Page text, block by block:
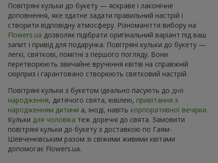
Повітряні кульки до букету — яскраве і лаконічне
доповнення, яке здатне задати правильний настрій і
створити відповідну атмосферу. Різноманіття вибору на
Flowers.ua дозволяє підібрати оригінальний варіант під ваш
запит і привід для подарунка. Повітряні кульки до букету —
легкі, святкові, помітні з першого погляду. Вони
перетворюють звичайне вручення квітів на справжній
сюрприз і гарантовано створюють святковий настрій.
Повітряні кульки з букетом ідеально пасують до дня
народження, дитячого свята, ювілею, привітання з
народженням дитини а, іноді, навіть корпоративної вечірки.
Кульки для чоловіка теж доречні до свята. Замовити
повітряні кульки до букету з доставкою по Гаям-
Шевченківським разом зі свіжими живими квітами
допомогає Flowers.ua.